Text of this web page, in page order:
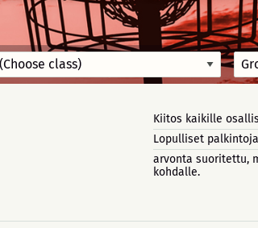
Kiitos kaikille
Lopulliset
arvonta suoritettu,
kohdalle.